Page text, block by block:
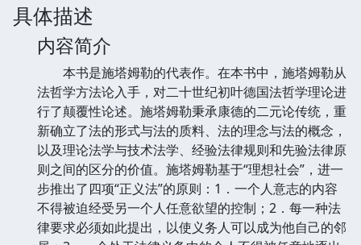
具体描述
内容简介
本书是施塔姆勒的代表作。在本书中，施塔姆勒从
法哲学方法论入手，对二十世纪初叶德国法哲学理论进
行了颠覆性论述。施塔姆勒秉承康德的二元论传统，重
新确立了法的形式与法的质料、法的理念与法的概念，
以及理论法学与技术法学、经验法律规则和先验法律原
则之间的区分的价值。施塔姆勒基于“理想社会”，进一
步推出了四项“正义法”的原则：1．一个人意志的内容
不得被迫经受另一个人任意欲望的控制；2．每一种法
律要求必须如此提出，以使义务人可以成为他自己的邻